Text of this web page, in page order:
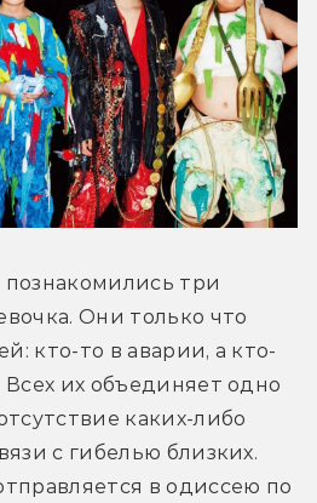
три
Они только что
кто-то в аварии, а кто-
их объединяет одно
каких-либо
с гибелью близких.
в одиссею по